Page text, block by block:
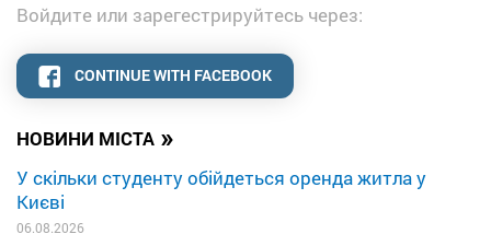
НОВИНИ МІСТА »
У скільки студенту обійдеться оренда житла у
Києві
06.08.2026
Войдите или зарегестрируйтесь через:
CONTINUE WITH FACEBOOK